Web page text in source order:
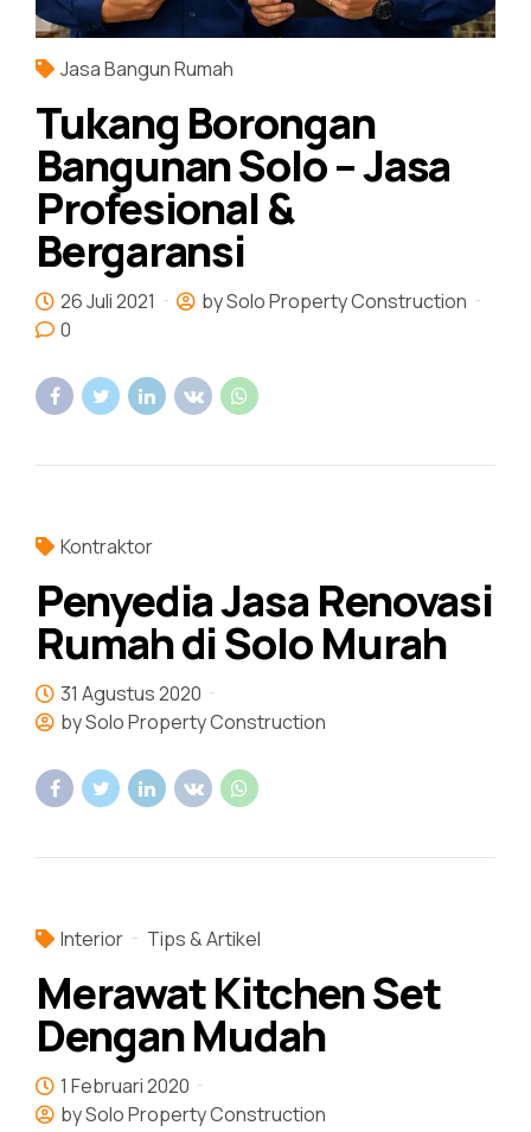
Jasa Bangun Rumah
Tukang Borongan
Bangunan Solo – Jasa
Profesional &
Bergaransi
26 Juli 2021
by Solo Property Construction
0
Kontraktor
Penyedia Jasa Renovasi
Rumah di Solo Murah
31 Agustus 2020
by Solo Property Construction
Interior Tips & Artikel
Merawat Kitchen Set
Dengan Mudah
1 Februari 2020
by Solo Property Construction